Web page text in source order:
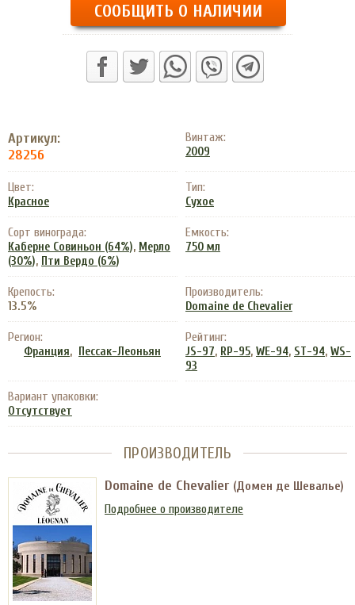
СООБЩИТЬ О НАЛИЧИИ
Артикул:
28256
Винтаж:
2009
Цвет:
Красное
Тип:
Сухое
Сорт винограда:
Каберне Совиньон (64%), Мерло
(30%), Пти Вердо (6%)
Емкость:
750 мл
Крепость:
13.5%
Производитель:
Domaine de Chevalier
Регион:
Франция, Пессак-Леоньян
Рейтинг:
JS-97, RP-95, WE-94, ST-94, WS-
93
Вариант упаковки:
Отсутствует
ПРОИЗВОДИТЕЛЬ
Domaine de Chevalier (Домен де Шевалье)
Подробнее о производителе